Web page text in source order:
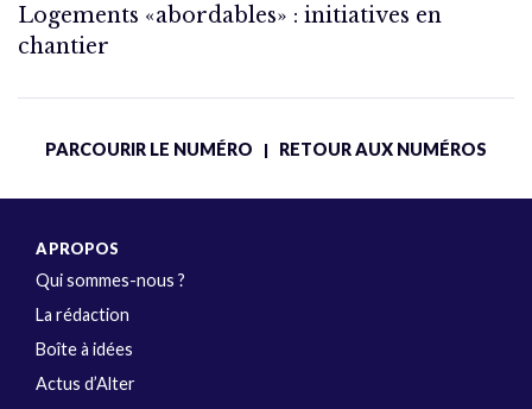
Logements «abordables» : initiatives en
chantier
PARCOURIR LE NUMÉRO | RETOUR AUX NUMÉROS
A PROPOS
Qui sommes-nous ?
La rédaction
Boîte à idées
Actus d’Alter